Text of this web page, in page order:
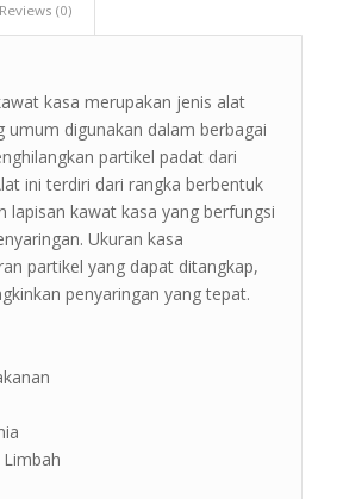
Reviews (0)
kasa merupakan jenis alat
umum digunakan dalam berbagai
partikel padat dari
ini terdiri dari rangka berbentuk
lapisan kawat kasa yang berfungsi
Ukuran kasa
partikel yang dapat ditangkap,
penyaringan yang tepat.